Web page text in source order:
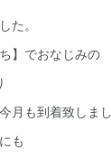
た。
】でおなじみの
月も到着致しまし
も